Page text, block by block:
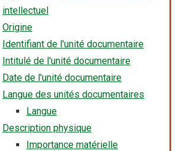
intellectuel
Origine
Identifiant de l'unité documentaire
Intitulé de l'unité documentaire
Date de l'unité documentaire
Langue des unités documentaires
Langue
Description physique
Importance matérielle